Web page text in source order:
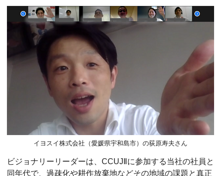
イヨスイ株式会社（愛媛県宇和島市）の荻原寿夫さん
ビジョナリーリーダーは、CCUJⅡに参加する当社の社員と
同年代で、過疎化や耕作放棄地などその地域の課題と真正